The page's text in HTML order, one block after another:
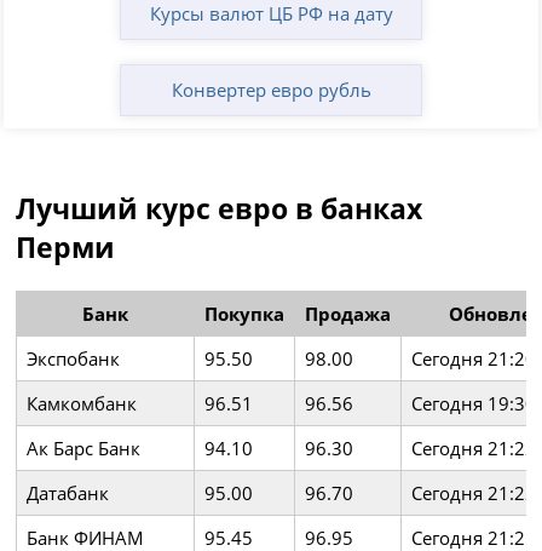
Курсы валют ЦБ РФ на дату
Конвертер евро рубль
Лучший курс евро в банках
Перми
Банк Покупка Продажа
Экспобанк
95.50 98.00
Сегодня 21:20
Камкомбанк
96.51 96.56
Сегодня 19:30
Ак Барс Банк
94.10 96.30
Сегодня 21:22
Датабанк
95.00 96.70
Сегодня 21:22
Банк ФИНАМ
95.45 96.95
Сегодня 21:25